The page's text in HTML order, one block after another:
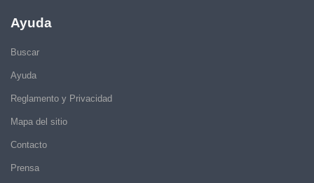
Ayuda
Buscar
Ayuda
Reglamento y Privacidad
Mapa del sitio
Contacto
Prensa